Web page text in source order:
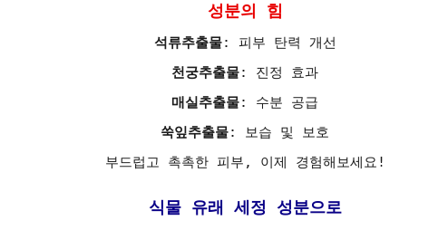
성분의 힘
석류추출물: 피부 탄력 개선
천궁추출물: 진정 효과
매실추출물: 수분 공급
쑥잎추출물: 보습 및 보호
부드럽고 촉촉한 피부, 이제 경험해보세요!
식물 유래 세정 성분으로